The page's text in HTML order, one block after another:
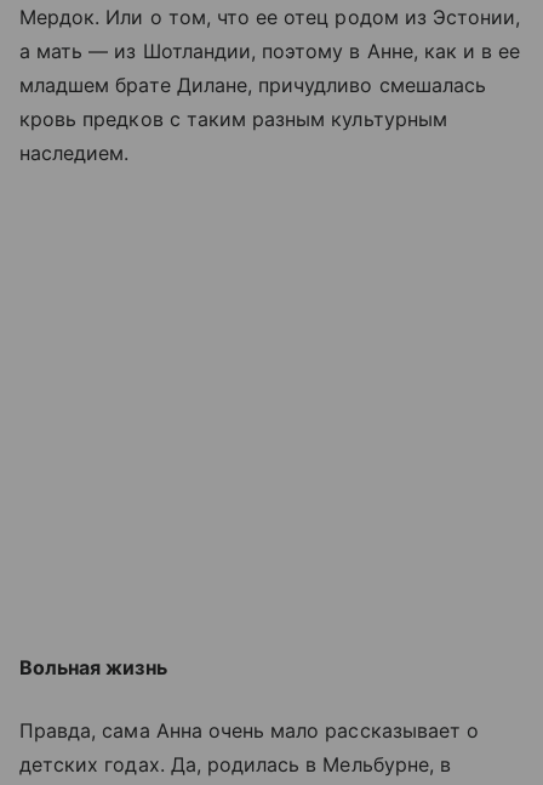
Мердок. Или о том, что ее отец родом из Эстонии,
а мать — из Шотландии, поэтому в Анне, как и в ее
младшем брате Дилане, причудливо смешалась
кровь предков с таким разным культурным
наследием.
Вольная жизнь
Правда, сама Анна очень мало рассказывает о
детских годах. Да, родилась в Мельбурне, в